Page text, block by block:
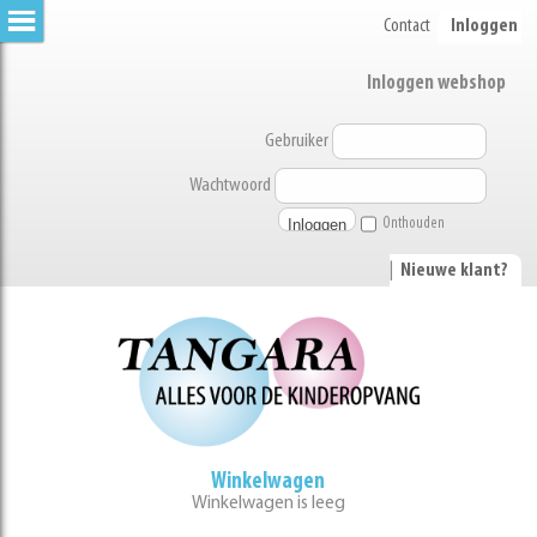
Contact Inloggen
Inloggen webshop
Gebruiker
Wachtwoord
Onthouden
Nieuwe klant?
Winkelwagen
Winkelwagen is leeg